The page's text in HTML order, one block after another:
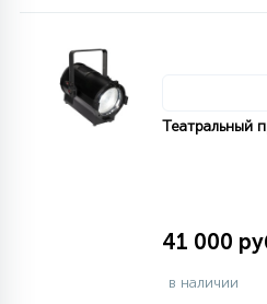
Театральный
41 000
в наличии